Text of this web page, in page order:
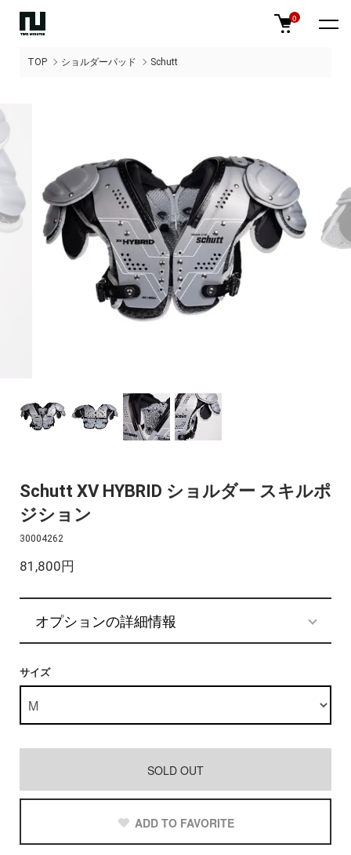
0
TOP ショルダーパッド Schutt
Schutt XV HYBRID ショルダー スキルポ
ジション
30004262
81,800円
オプションの詳細情報
サイズ
SOLD OUT
ADD TO FAVORITE